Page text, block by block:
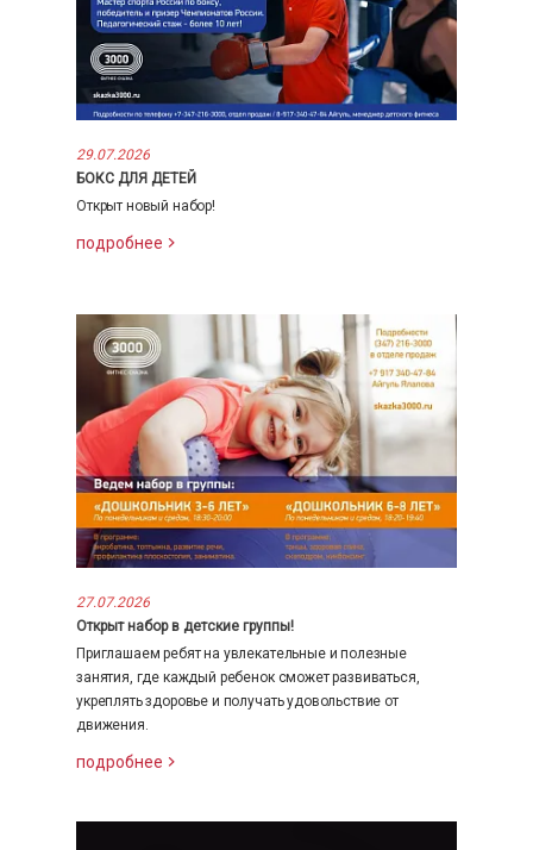
29.07.2026
БОКС ДЛЯ ДЕТЕЙ
Открыт новый набор!
подробнее
27.07.2026
Открыт набор в детские группы!
Приглашаем ребят на увлекательные и полезные
занятия, где каждый ребенок сможет развиваться,
укреплять здоровье и получать удовольствие от
движения.
подробнее